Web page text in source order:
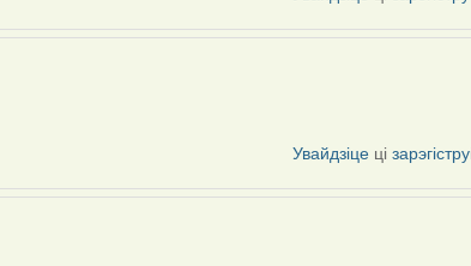
Увайдзіце ці